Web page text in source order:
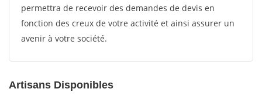
permettra de recevoir des demandes de devis en
fonction des creux de votre activité et ainsi assurer un
avenir à votre société.
Artisans Disponibles